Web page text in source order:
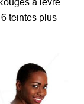
à lèvre
teintes plus